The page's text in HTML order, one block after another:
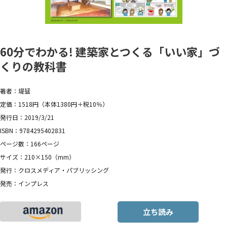
60分でわかる! 建築家とつくる「いい家」づ
くりの教科書
著者：堤猛
定価：1518円（本体1380円＋税10％）
発行日：2019/3/21
ISBN：9784295402831
ページ数：166ページ
サイズ：210×150（mm）
発行：クロスメディア・パブリッシング
発売：インプレス
立ち読み